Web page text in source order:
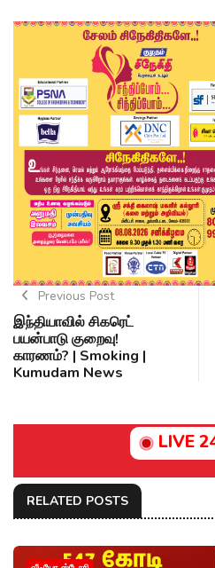
Previous Post
இந்தியாவில் சிகரெட்
பயன்பாடு குறைவு!
காரணம்? | Smoking |
Kumudam News
LIVE
RELATED POSTS